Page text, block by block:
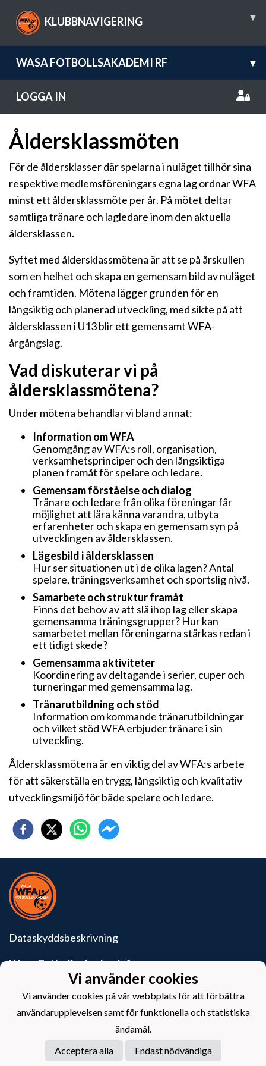
KLUBBNAVIGERING ▾
WASA FOTBOLLSAKADEMI RF ▾
LOGGA IN
Åldersklassmöten
För de åldersklasser där spelarna i nuläget tillhör sina
respektive medlemsföreningars egna lag ordnar WFA
minst ett åldersklassmöte per år. På mötet deltar
samtliga tränare och lagledare inom den aktuella
åldersklassen.
Syftet med åldersklassmötena är att se på årskullen
som en helhet och skapa en gemensam bild av nuläget
och framtiden. Mötena lägger grunden för en
långsiktig och planerad utveckling, med sikte på att
åldersklassen i U13 blir ett gemensamt WFA-
årgångslag.
Vad diskuterar vi på
åldersklassmötena?
Under mötena behandlar vi bland annat:
Information om WFA
Genomgång av WFA:s roll, organisation,
verksamhetsprinciper och den långsiktiga
planen framåt för spelare och ledare.
Gemensam förståelse och dialog
Tränare och ledare från olika föreningar får
möjlighet att lära känna varandra, utbyta
erfarenheter och skapa en gemensam syn på
utvecklingen av åldersklassen.
Lägesbild i åldersklassen
Hur ser situationen ut i de olika lagen? Antal
spelare, träningsverksamhet och sportslig nivå.
Samarbete och struktur framåt
Finns det behov av att slå ihop lag eller skapa
gemensamma träningsgrupper? Hur kan
samarbetet mellan föreningarna stärkas redan i
ett tidigt skede?
Gemensamma aktiviteter
Koordinering av deltagande i serier, cuper och
turneringar med gemensamma lag.
Tränarutbildning och stöd
Information om kommande tränarutbildningar
och vilket stöd WFA erbjuder tränare i sin
utveckling.
Åldersklassmötena är en viktig del av WFA:s arbete
för att säkerställa en trygg, långsiktig och kvalitativ
utvecklingsmiljö för både spelare och ledare.
Dataskyddsbeskrivning
Wasa Fotbollsakademi rf
Krutkällarvägen 6
Powered by
Vi använder cookies
Vi använder cookies på vår webbplats för att förbättra
användarupplevelsen samt för funktionella och statistiska
ändamål.
Acceptera alla
Endast nödvändiga